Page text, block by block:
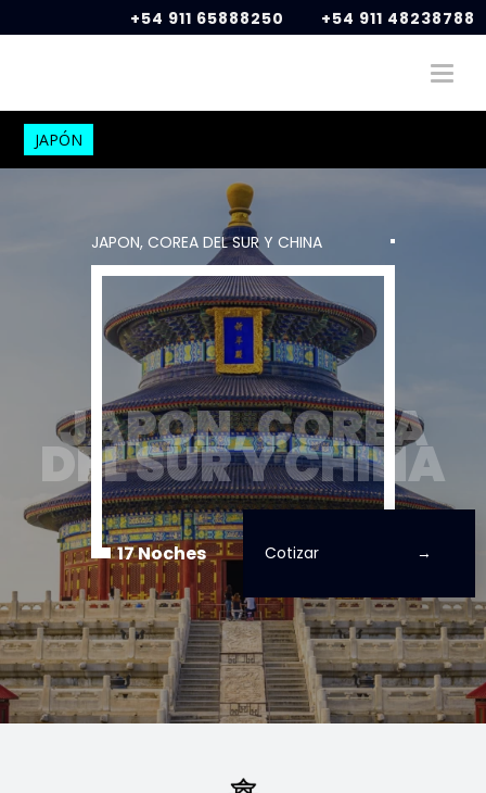
+54 911 65888250 +54 911 48238788
JAPÓN
JAPON, COREA
DEL SUR Y CHINA
JAPON, COREA DEL SUR Y CHINA
17 Noches Cotizar